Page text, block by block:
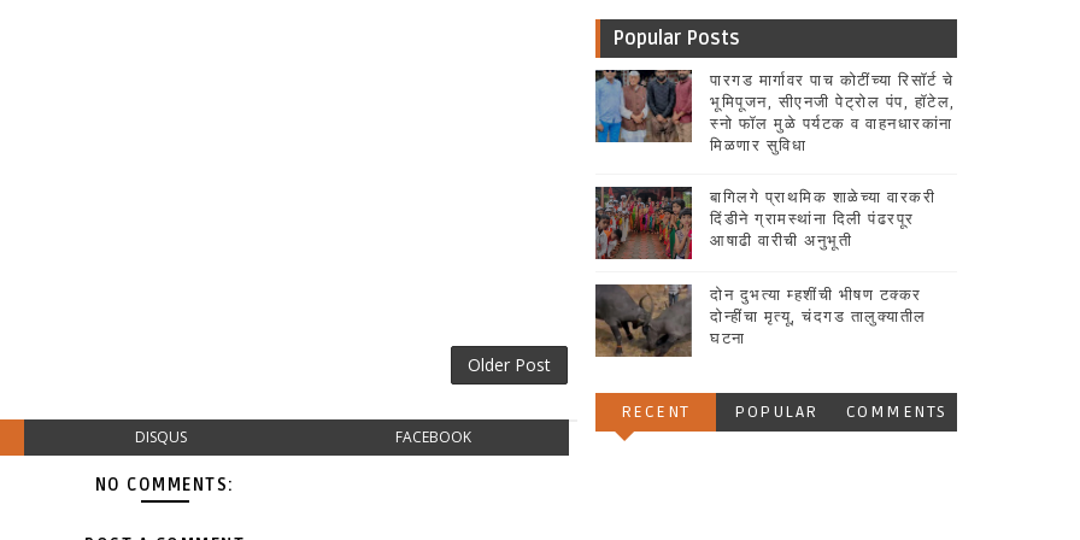
Older Post
DISQUS FACEBOOK
NO COMMENTS:
Popular Posts
पारगड मार्गावर पाच कोटींच्या रिसॉर्ट चे
भूमिपूजन, सीएनजी पेट्रोल पंप, हॉटेल,
स्नो फॉल मुळे पर्यटक व वाहनधारकांना
मिळणार सुविधा
बागिलगे प्राथमिक शाळेच्या वारकरी
दिंडीने ग्रामस्थांना दिली पंढरपूर
आषाढी वारीची अनुभूती
दोन दुभत्या म्हशींची भीषण टक्कर
दोन्हींचा मृत्यू, चंदगड तालुक्यातील
घटना
RECENT POPULAR COMMENTS